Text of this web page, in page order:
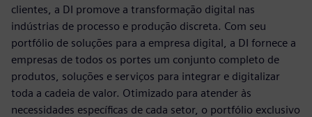
clientes, a DI promove a transformação digital nas
indústrias de processo e produção discreta. Com seu
portfólio de soluções para a empresa digital, a DI fornece a
empresas de todos os portes um conjunto completo de
produtos, soluções e serviços para integrar e digitalizar
toda a cadeia de valor. Otimizado para atender às
necessidades específicas de cada setor, o portfólio exclusivo